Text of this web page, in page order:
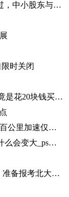
信德新材收购成都昱泰80%股权事项获通过，中小股东与大股东存分歧
时关闭
天天观速讯丨女子脸变得像火龙果！元凶竟是花20块钱买的……
宾利也出电动车了！将搭载高阶自动驾驶 百公里加速仅需1.5秒 全球要闻
环球今头条！ps复制图层到另一张图上为什么会变大_ps复制图层到另一张图
全球看热讯：“敬礼娃娃”郎铮高考637分 ：准备报考北大，未来做公务员为人民服务